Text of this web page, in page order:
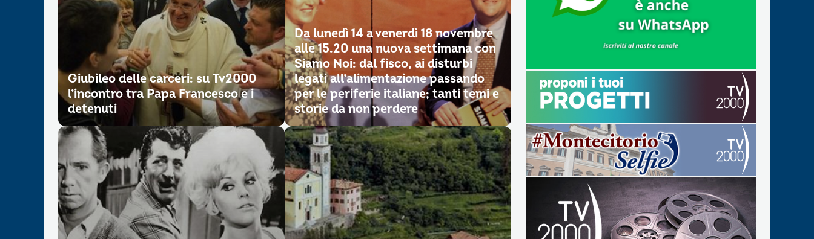
Giubileo delle carceri: su Tv2000
l’incontro tra Papa Francesco e i
detenuti
Da lunedì 14 a venerdì 18 novembre
alle 15.20 una nuova settimana con
Siamo Noi: dal fisco, ai disturbi
legati all’alimentazione passando
per le periferie italiane; tanti temi e
storie da non perdere